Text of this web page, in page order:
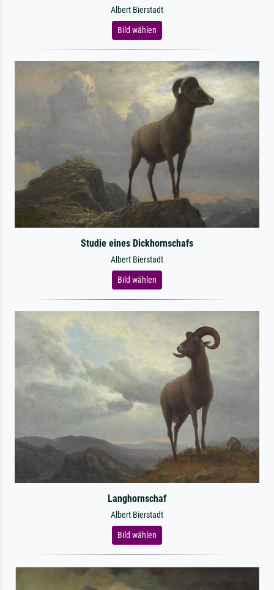
Albert Bierstadt
Bild wählen
Studie eines Dickhornschafs
Albert Bierstadt
Bild wählen
Langhornschaf
Albert Bierstadt
Bild wählen